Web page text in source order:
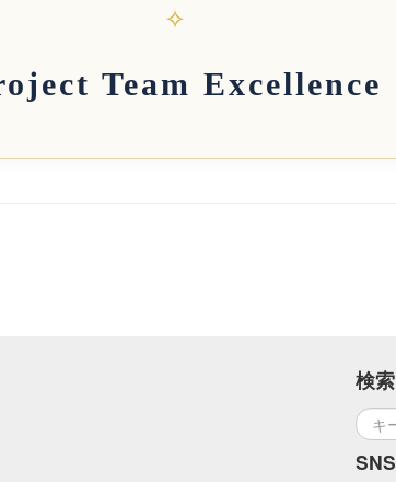
✧
Team Excellence
検索
SNS